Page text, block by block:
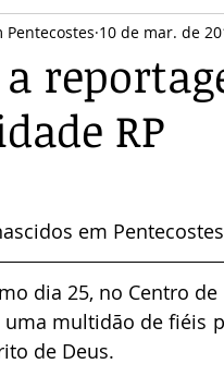
Orações Saúde
RP
Pentecostes 10 de mar. de
em Pentecostes
dia 25, no Centro
uma multidão de fiéis
de Deus.